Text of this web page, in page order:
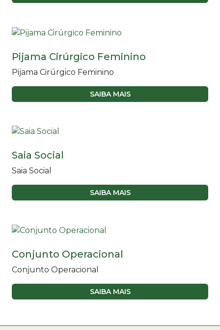
Pijama Cirúrgico Feminino
Pijama Cirúrgico Feminino
SAIBA MAIS
Saia Social
Saia Social
SAIBA MAIS
Conjunto Operacional
Conjunto Operacional
SAIBA MAIS